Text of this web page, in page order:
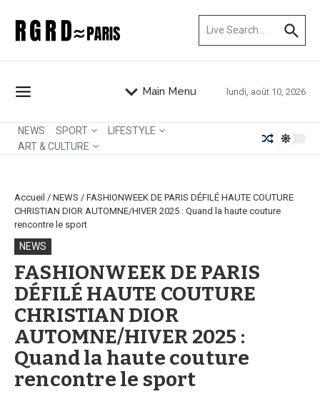
Main Menu lundi, août 10, 2026
NEWS SPORT
LIFESTYLE
ART & CULTURE
Accueil / NEWS / FASHIONWEEK DE PARIS DÉFILÉ HAUTE COUTURE
CHRISTIAN DIOR AUTOMNE/HIVER 2025 : Quand la haute couture
rencontre le sport
NEWS
FASHIONWEEK DE PARIS
DÉFILÉ HAUTE COUTURE
CHRISTIAN DIOR
AUTOMNE/HIVER 2025 :
Quand la haute couture
rencontre le sport